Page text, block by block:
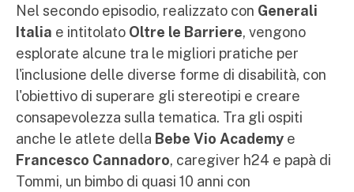
Nel secondo episodio, realizzato con Generali
Italia e intitolato Oltre le Barriere, vengono
esplorate alcune tra le migliori pratiche per
l'inclusione delle diverse forme di disabilità, con
l'obiettivo di superare gli stereotipi e creare
consapevolezza sulla tematica. Tra gli ospiti
anche le atlete della Bebe Vio Academy e
Francesco Cannadoro, caregiver h24 e papà di
Tommi, un bimbo di quasi 10 anni con